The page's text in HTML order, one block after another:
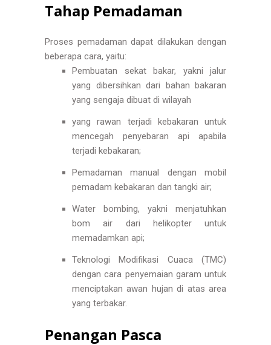
Tahap Pemadaman
Proses pemadaman dapat dilakukan dengan
beberapa cara, yaitu:
Pembuatan sekat bakar, yakni jalur
yang dibersihkan dari bahan bakaran
yang sengaja dibuat di wilayah
yang rawan terjadi kebakaran untuk
mencegah penyebaran api apabila
terjadi kebakaran;
Pemadaman manual dengan mobil
pemadam kebakaran dan tangki air;
Water bombing, yakni menjatuhkan
bom air dari helikopter untuk
memadamkan api;
Teknologi Modifikasi Cuaca (TMC)
dengan cara penyemaian garam untuk
menciptakan awan hujan di atas area
yang terbakar.
Penangan Pasca